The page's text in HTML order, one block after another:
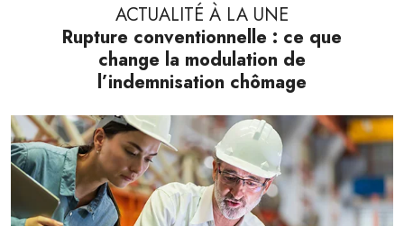
ACTUALITÉ À LA UNE
Rupture conventionnelle : ce que
change la modulation de
l’indemnisation chômage